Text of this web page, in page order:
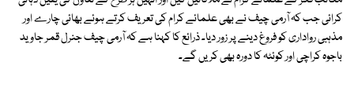
کرائی جب کہ آرمی چیف نے بھی علمائے کرام کی تعریف کرتے ہوئے بھائی چارے اور
مذہبی رواداری کو فروغ دینے پر زور دیا۔ ذرائع کا کہنا ہے کہ آرمی چیف جنرل قمر جاوید
باجوہ کراچی اور کوئٹہ کا دورہ بھی کریں گے۔